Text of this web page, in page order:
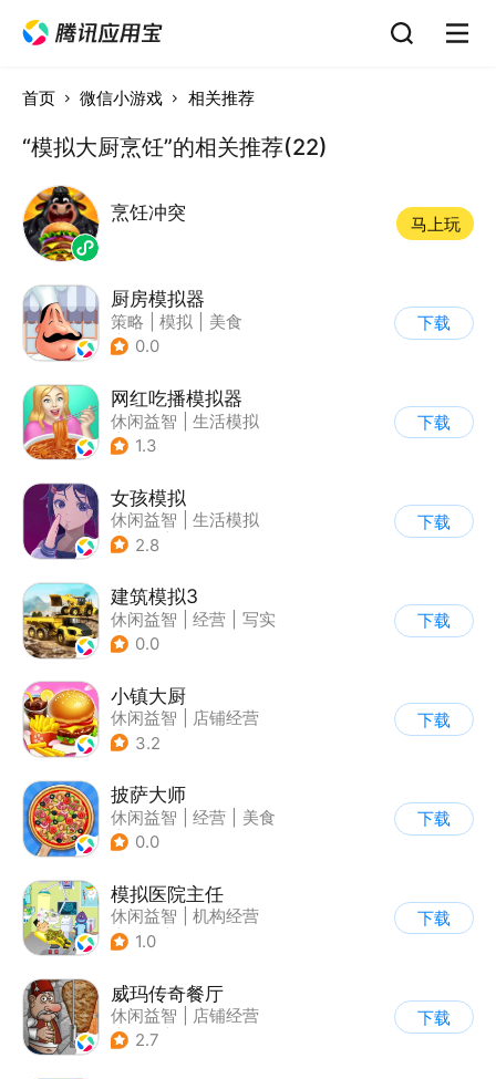
首页 微信小游戏 相关推荐
“模拟大厨烹饪”的相关推荐(22)
烹饪冲突
马上玩
厨房模拟器
策略 模拟
美食
| 剧情
0.0
下载
网红吃播模拟器
休闲益智
生活模拟
| 美食
1.3
下载
女孩模拟
休闲益智
生活模拟
| 校园
2.8
下载
建筑模拟3
休闲益智 经营
写实
| 建造模拟
0.0
下载
小镇大厨
休闲益智
店铺经营
| 美食
3.2
下载
披萨大师
休闲益智 经营
美食
| 清新
0.0
下载
模拟医院主任
休闲益智
机构经营
| 医院
1.0
下载
威玛传奇餐厅
休闲益智
店铺经营
| 美食
2.7
下载